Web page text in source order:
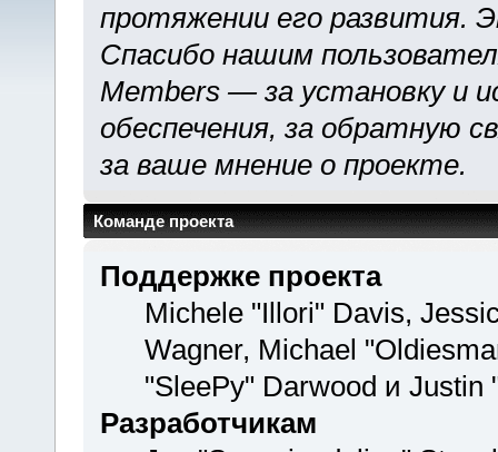
протяжении его развития.
Спасибо нашим
Members — за установку и
обеспечения, за обратную
за ваше мнение о проекте.
Команде проекта
Поддержке проекта
Michele "Illori" Davis,
Wagner, Michael
"SleePy" Darwood и Justin
Разработчикам